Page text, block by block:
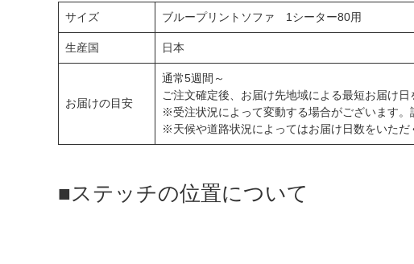
サイズ ブループリントソファ 1シーター80用
生産国 日本
お届けの目安
通常5週間～
ご注文確定後、お届け先地域による最短お届け日
※受注状況によって変動する場合がございます。
※天候や道路状況によってはお届け日数をいただ
■ステッチの位置について